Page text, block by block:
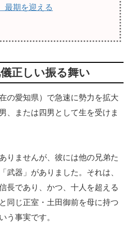
最期を迎える
正しい振る舞い
の愛知県）で急速に勢力を拡大
、または四男として生を受けま
りませんが、彼には他の兄弟た
武器」がありました。それは、
長であり、かつ、十人を超える
同じ正室・土田御前を母に持つ
う事実です。